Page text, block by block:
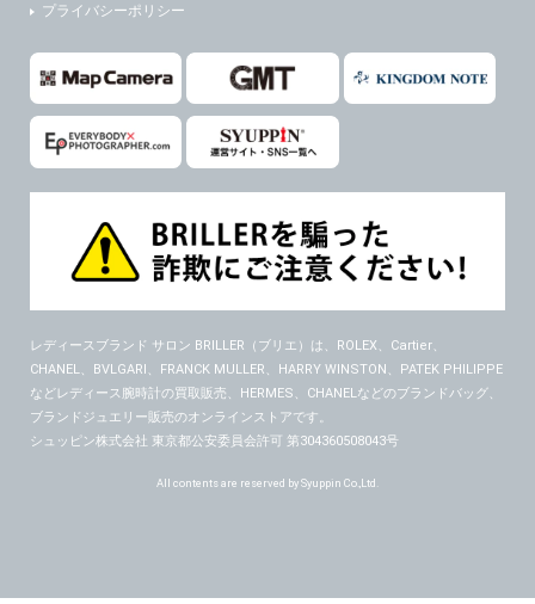
また利用者の統計的分析のため、または掲載された広告にクッキーを使用する場合があります。
６．個人情報に関するお問合せ対応
シュッピン株式会社 個人情報相談窓口
プライバシーポリシー
レディースブランド サロン BRILLER（ブリエ） は、ROLEX、Cartier、
CHANEL、BVLGARI、FRANCK MULLER、HARRY WINSTON、PATEK PHILIPPE
などレディース腕時計の買取販売、HERMES、CHANELなどのブランドバッグ、
ブランドジュエリー販売のオンラインストアです。
シュッピン株式会社 東京都公安委員会許可 第304360508043号
All contents are reserved by Syuppin Co.,Ltd.